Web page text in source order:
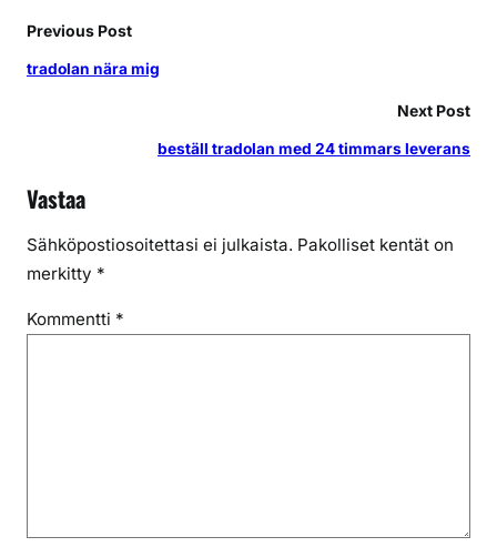
Previous Post
tradolan nära mig
Next Post
beställ tradolan med 24 timmars leverans
Vastaa
Sähköpostiosoitettasi ei julkaista. Pakolliset kentät on
merkitty *
Kommentti *